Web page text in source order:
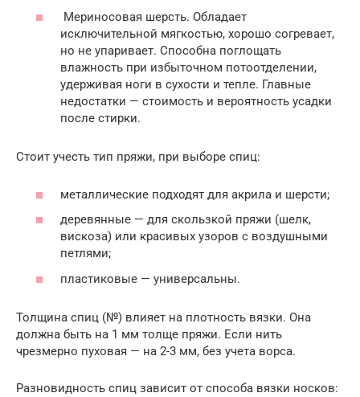
Мериносовая шерсть. Обладает
исключительной мягкостью, хорошо согревает,
но не упаривает. Способна поглощать
влажность при избыточном потоотделении,
удерживая ноги в сухости и тепле. Главные
недостатки — стоимость и вероятность усадки
после стирки.
Стоит учесть тип пряжи, при выборе спиц:
металлические подходят для акрила и шерсти;
деревянные — для скользкой пряжи (шелк,
вискоза) или красивых узоров с воздушными
петлями;
пластиковые — универсальны.
Толщина спиц (№) влияет на плотность вязки. Она
должна быть на 1 мм толще пряжи. Если нить
чрезмерно пуховая — на 2-3 мм, без учета ворса.
Разновидность спиц зависит от способа вязки носков: